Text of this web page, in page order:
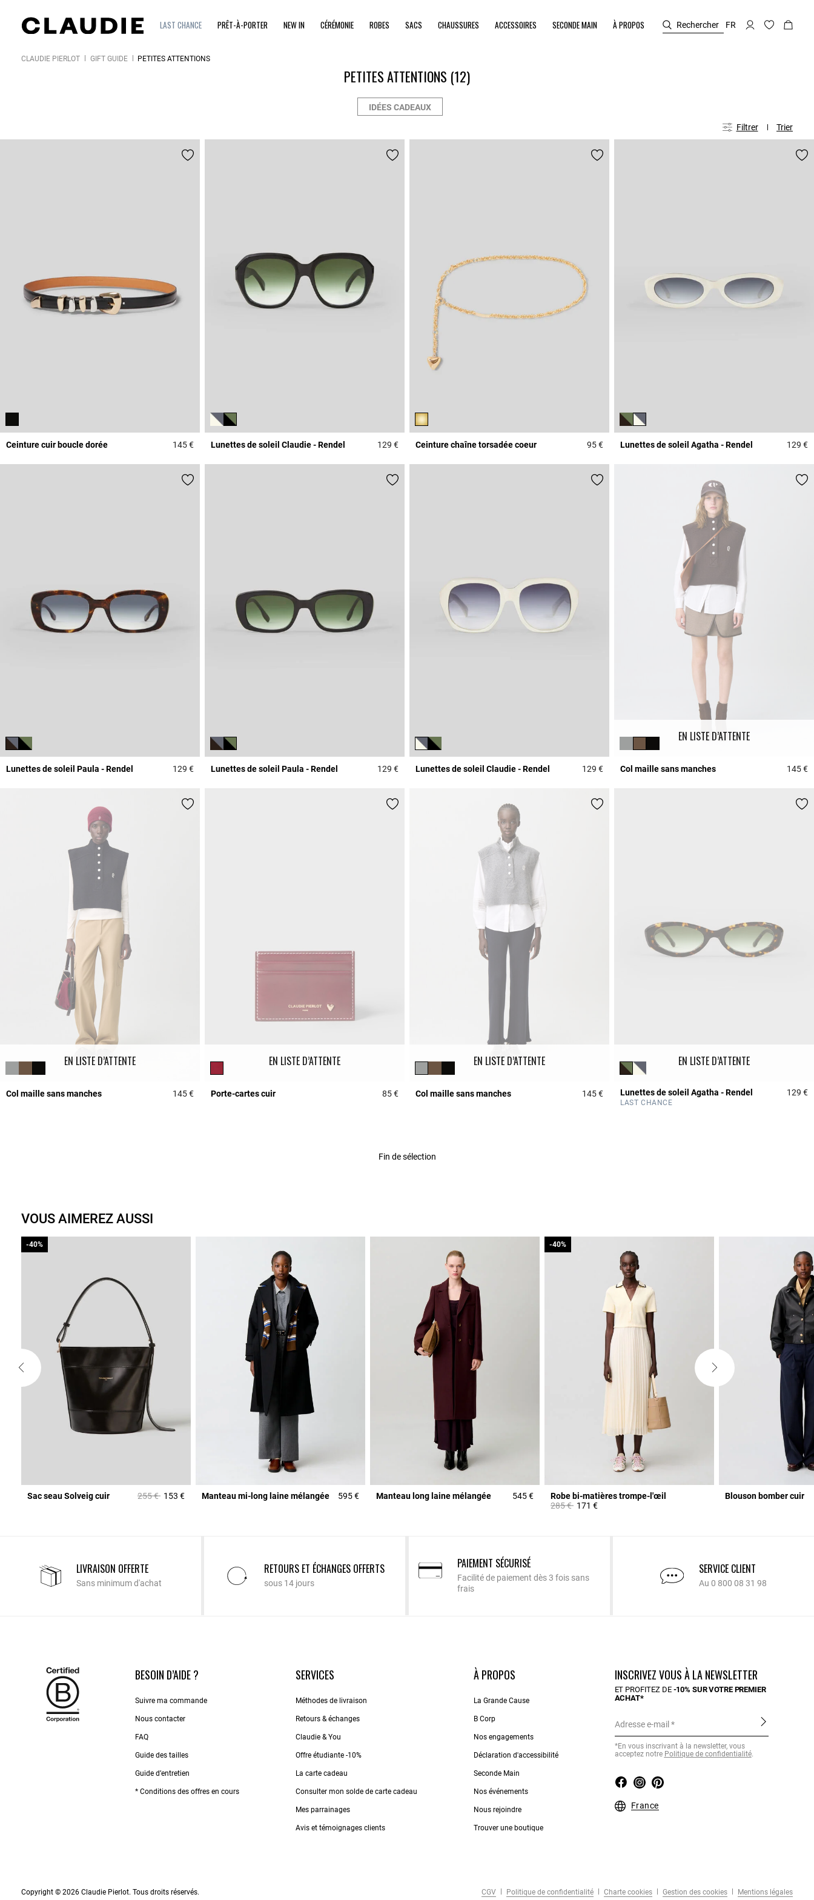
LAST CHANCE PRÊT-À-PORTER NEW IN CÉRÉMONIE ROBES SACS CHAUSSURES ACCESSOIRES SECONDE MAIN À PROPOS Rechercher FR
CLAUDIE PIERLOT GIFT GUIDE PETITES ATTENTIONS
PETITES ATTENTIONS (12)
IDÉES CADEAUX
Filtrer Trier
Ceinture cuir boucle dorée 145 €3,1 out of 5 Customer Rating
Lunettes de soleil Claudie - Rendel 129 €4,1 out of 5 Customer Rating
Ceinture chaîne torsadée coeur 95 €3,1 out of 5 Customer Rating
Lunettes de soleil Agatha - Rendel 129 €
Lunettes de soleil Paula - Rendel 129 €5 out of 5 Customer Rating
Lunettes de soleil Paula - Rendel 129 €3,3 out of 5 Customer Rating
Lunettes de soleil Claudie - Rendel 129 €4,7 out of 5 Customer Rating
EN LISTE D’ATTENTE
Col maille sans manches 145 €5
EN LISTE D’ATTENTE
Col maille sans manches 145 €5 out of 5 Customer Rating
EN LISTE D’ATTENTE
Porte-cartes cuir 85 €3,5 out of 5 Customer Rating
EN LISTE D’ATTENTE
Col maille sans manches 145 €4,5 out of 5 Customer Rating
EN LISTE D’ATTENTE
Lunettes de soleil Agatha - Rendel 129 €
LAST CHANCE
Fin de sélection
VOUS AIMEREZ AUSSI
Sac seau Solveig cuir Prix réduit à partir de
255 €à
-40%
153 €
-40%
Manteau mi-long laine mélangée 595 € Manteau long laine mélangée 545 €
Robe bi-matières trompe-l'œil
Prix réduit à partir de
285 €à
-40%
171 €
-40%
Blouson bomber cuir
LIVRAISON OFFERTE
Sans minimum d'achat
RETOURS ET ÉCHANGES OFFERTS
sous 14 jours
PAIEMENT SÉCURISÉ
Facilité de paiement dès 3 fois sans
frais
SERVICE CLIENT
Au 0 800 08 31 98
BESOIN D’AIDE ?
Suivre ma commande
Nous contacter
FAQ
Guide des tailles
Guide d’entretien
* Conditions des offres en cours
SERVICES
Méthodes de livraison
Retours & échanges
Claudie & You
Offre étudiante -10%
La carte cadeau
Consulter mon solde de carte cadeau
Mes parrainages
Avis et témoignages clients
À PROPOS
La Grande Cause
B Corp
Nos engagements
Déclaration d'accessibilité
Seconde Main
Nos événements
Nous rejoindre
Trouver une boutique
INSCRIVEZ VOUS À LA NEWSLETTER
ET PROFITEZ DE -10% SUR VOTRE PREMIER
ACHAT*
Adresse e-mail
*En vous inscrivant à la newsletter, vous
acceptez notre Politique de confidentialité.
France
CGV Politique de confidentialité Charte cookies Gestion des cookies Mentions légales
Copyright © 2026 Claudie Pierlot. Tous droits réservés.